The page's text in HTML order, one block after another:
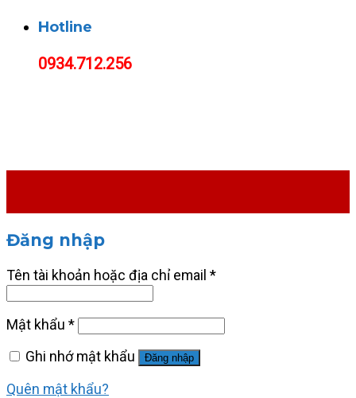
Hotline
0934.712.256
Đăng nhập
Tên tài khoản hoặc địa chỉ email *
Mật khẩu *
Ghi nhớ mật khẩu
Đăng nhập
Quên mật khẩu?